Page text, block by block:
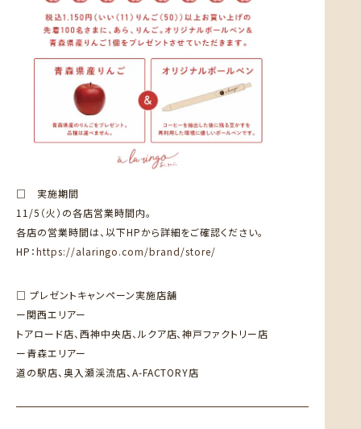
□ 実施期間
11/5（火）の各店営業時間内。
各店の営業時間は、以下HPから詳細をご確認ください。
HP：https://alaringo.com/brand/store/
□ プレゼントキャンペーン実施店舗
ー関西エリアー
トアロード店、西神中央店、ルクア店、神戸ファクトリー店
ー青森エリアー
道の駅店、奥入瀬渓流店、A-FACTORY店